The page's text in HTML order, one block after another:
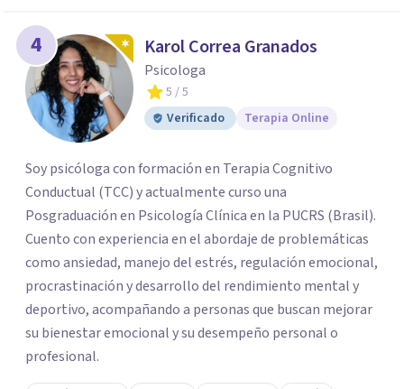
4 Karol Correa Granados
Psicologa
5 / 5
Verificado
Terapia Online
Soy psicóloga con formación en Terapia Cognitivo
Conductual (TCC) y actualmente curso una
Posgraduación en Psicología Clínica en la PUCRS (Brasil).
Cuento con experiencia en el abordaje de problemáticas
como ansiedad, manejo del estrés, regulación emocional,
procrastinación y desarrollo del rendimiento mental y
deportivo, acompañando a personas que buscan mejorar
su bienestar emocional y su desempeño personal o
profesional.